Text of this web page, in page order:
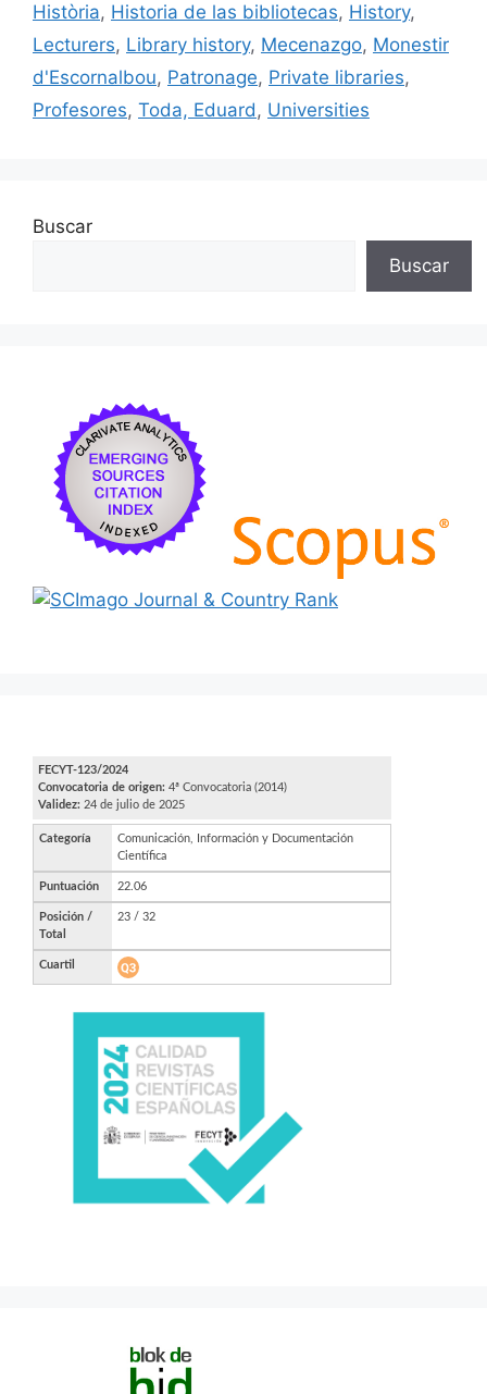
k
Història, Historia de las bibliotecas, History,
Lecturers, Library history, Mecenazgo, Monestir
d'Escornalbou, Patronage, Private libraries,
Profesores, Toda, Eduard , Universities
Buscar
Buscar